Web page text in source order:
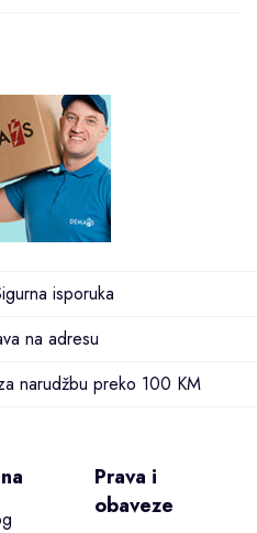
isporuka
na adresu
narudžbu preko 100 KM
Prava i
obaveze